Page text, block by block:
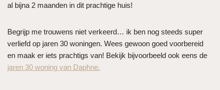
al bijna 2 maanden in dit prachtige huis!
Begrijp me trouwens niet verkeerd… ik ben nog steeds super
verliefd op jaren 30 woningen. Wees gewoon goed voorbereid
en maak er iets prachtigs van! Bekijk bijvoorbeeld ook eens de
jaren 30 woning van Daphne.